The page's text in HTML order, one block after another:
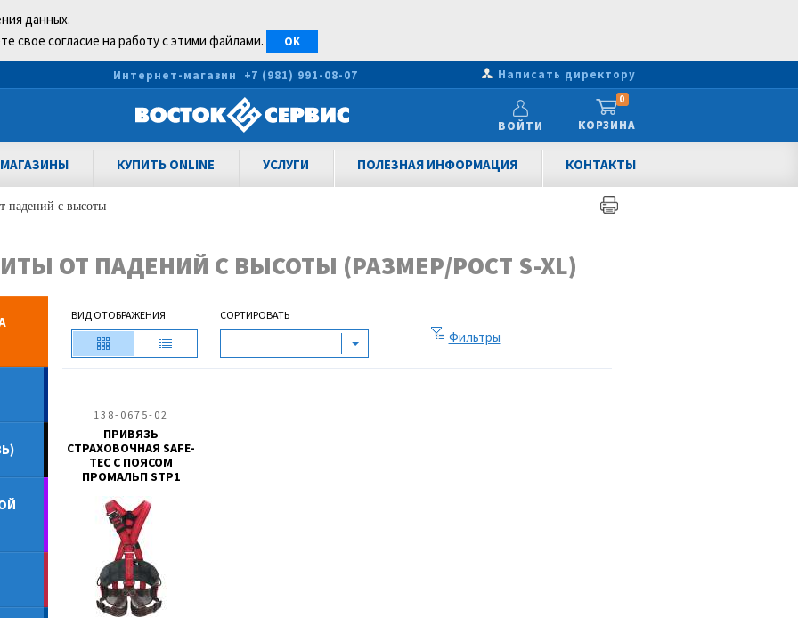
данных.
свое согласие на работу с этими файлами.
OK
Интернет-магазин +7 (981) 991-08-07 Написать директору
ВОЙТИ КОРЗИНА
0
МАГАЗИНЫ КУПИТЬ ONLINE УСЛУГИ ПОЛЕЗНАЯ ИНФОРМАЦИЯ КОНТАКТЫ
падений с высоты
ОТ ПАДЕНИЙ С ВЫСОТЫ (РАЗМЕР/РОСТ S-XL)
ВИД ОТОБРАЖЕНИЯ СОРТИРОВАТЬ
Фильтры
138-0675-02
ПРИВЯЗЬ
СТРАХОВОЧНАЯ SAFE-
TEC С ПОЯСОМ
ПРОМАЛЬП STP1